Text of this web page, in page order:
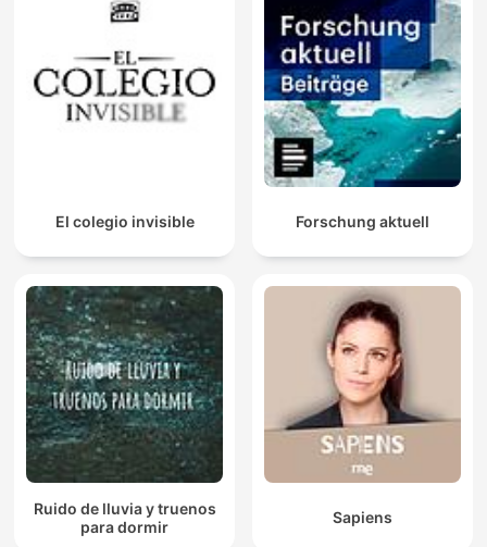
El colegio invisible Forschung aktuell
Ruido de lluvia y truenos
para dormir
Sapiens